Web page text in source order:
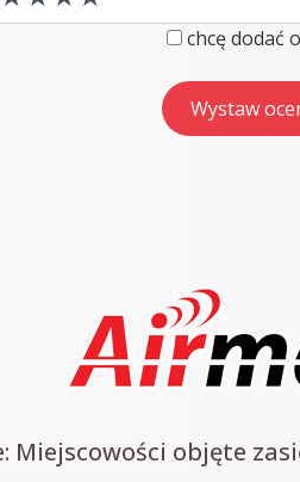
chcę dodać
objęte